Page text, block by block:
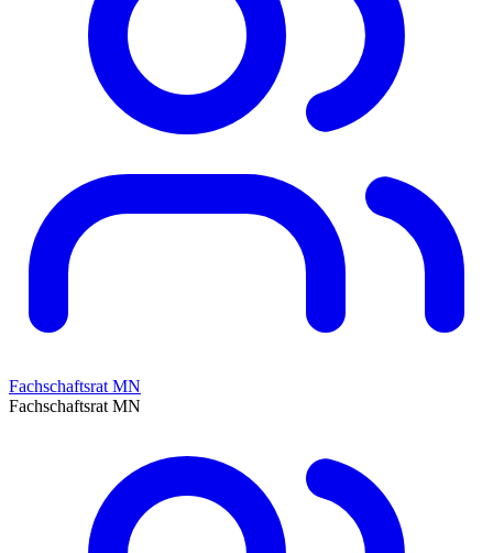
Fachschaftsrat MN
Fachschaftsrat MN